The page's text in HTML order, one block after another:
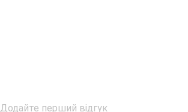
Додайте перший відгук